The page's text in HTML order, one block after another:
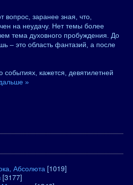
вопрос, заранее зная, что,
на неудачу. Нет темы более
тема духовного пробуждения. До
– это область фантазий, а после
кажется, девятилетней
»
Абсолюта [1019]
[3177]